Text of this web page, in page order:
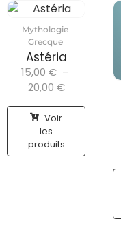
Mythologie
Grecque
Astéria
15,00 € –
20,00 €
Voir
les
produits